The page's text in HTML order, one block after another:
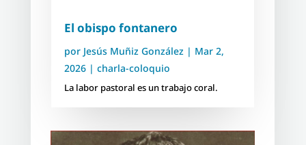
El obispo fontanero
por Jesús Muñiz González| Mar 2,
2026| charla-coloquio
La labor pastoral es un trabajo coral.